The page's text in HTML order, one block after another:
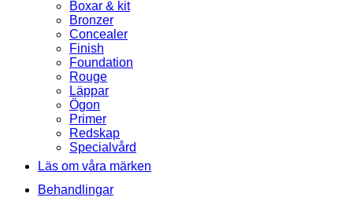
Boxar & kit
Bronzer
Concealer
Finish
Foundation
Rouge
Läppar
Ögon
Primer
Redskap
Specialvård
Läs om våra märken
Behandlingar